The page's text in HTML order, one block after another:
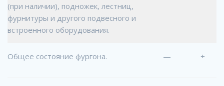
(при наличии), подножек, лестниц,
фурнитуры и другого подвесного и
встроенного оборудования.
Общее состояние фургона. — +